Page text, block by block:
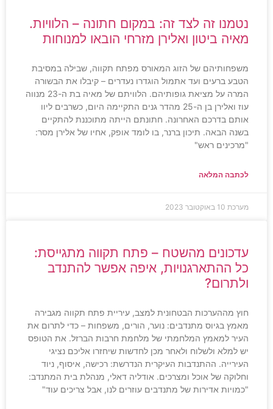
נטמנו זה לצד זה: במקום חתונה – הלוויות.
מאיה ביטון ואלירן מזרחי הובאו למנוחות
משפחותיהם של הזוג המאורס מפתח תקווה, שבילה במסיבת
הטבע ברעים ועד אתמול הוגדרו נעדרים – קיבלו את הבשורה
המרה על מציאת גופותיהם. הלוויתם של מאיה בת ה-23 מנווה
עוז ואלירן בן ה-25 מהדר גנים התקיימה היום, כשרבים ליוו
אותם בדרכם האחרונה. חתונתם הייתה מתוכננת להתקיים
בשנה הבאה. תיכון ברנר, בו לומד אופק, אחיו של אלירן מסר:
"מרכינים ראש"
לכתבה המלאה
מערכת 10 באוקטובר 2023
עדכונים מהשטח – פתח תקווה מתגייסת:
כל ההתארגנויות, איפה אפשר להתנדב
ולתרום?
חוץ מההערכות הבטחונית למצב, עיריית פתח תקווה מגבירה
מאמץ בגיוס מתנדבים: נוער, הורים, משפחות – כדי לתרום את
העיר למאמץ המלחמתי של מלחמת חרבות הברזל. את הטופס
יש למלא ולשלוח ולאחר מכן לחדשות שיחזרו אליכם נציגי
העירייה. ההתנדבות העיקרית הנדרשת: רכישה, איסוף, ניוד
וחלוקה של אוכל ומצרכים. אודליה דאלי, מנהלת בית המתנדב:
"כמויות אדירות של מתנדבים עוזרים לנו, אבל צריכים עוד"